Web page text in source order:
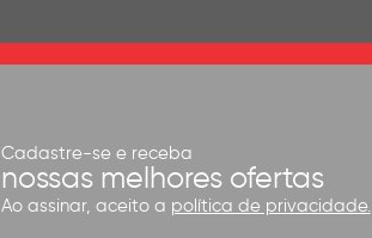
Cadastre-se e receba
nossas melhores ofertas
Ao assinar, aceito a política de privacidade.